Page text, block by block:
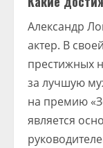
Александр
актер. В
престижных
за лучшую
на премию
является